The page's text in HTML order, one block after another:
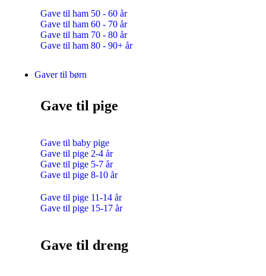
Gave til ham 50 - 60 år
Gave til ham 60 - 70 år
Gave til ham 70 - 80 år
Gave til ham 80 - 90+ år
Gaver til børn
Gave til pige
Gave til baby pige
Gave til pige 2-4 år
Gave til pige 5-7 år
Gave til pige 8-10 år
Gave til pige 11-14 år
Gave til pige 15-17 år
Gave til dreng